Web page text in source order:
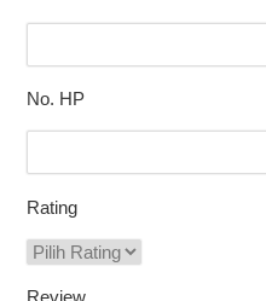
No. HP
Rating